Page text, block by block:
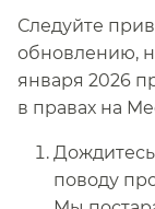
Следуйте
обновлению,
января 2026 п
в правах на
поводу